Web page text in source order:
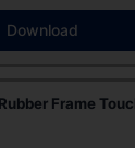
Download
Frame